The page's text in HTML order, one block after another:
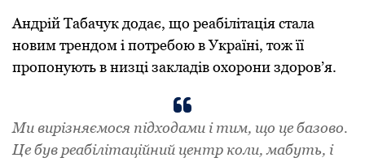
Андрій Табачук додає, що реабілітація стала
новим трендом і потребою в Україні, тож її
пропонують в низці закладів охорони здоров’я.
Ми вирізняємося підходами і тим, що це базово.
Це був реабілітаційний центр коли, мабуть, і